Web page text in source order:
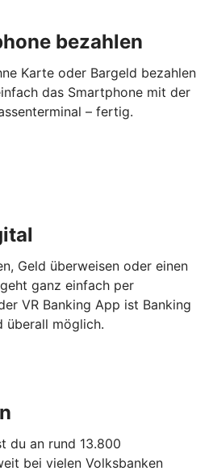
bezahlen
Karte oder Bargeld bezahlen
das Smartphone mit der
– fertig.
Geld überweisen oder einen
ganz einfach per
VR Banking App ist Banking
überall möglich.
du an rund 13.800
bei vielen Volksbanken